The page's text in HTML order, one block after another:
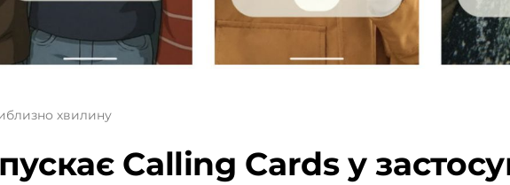
хвилину
Calling Cards у